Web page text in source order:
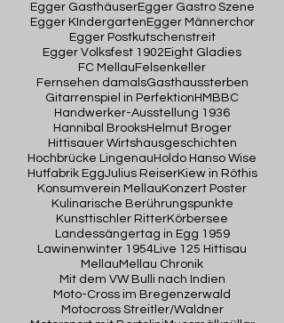
Egger GasthäuserEgger Gastro Szene
Egger KIndergarten Egger Männerchor
Egger Postkutschenstreit
Egger Volksfest 1902 Eight Gladies
FC Mellau Felsenkeller
Fernsehen damalsGasthaussterben
Gitarrenspiel in Perfektion HMBBC
Handwerker-Ausstellung 1936
Hannibal BrooksHelmut Broger
Hittisauer Wirtshausgeschichten
Hochbrücke Lingenau Holdo Hanso Wise
Hutfabrik EggJulius ReiserKiew in Röthis
Konsumverein Mellau Konzert Poster
Kulinarische Berührungspunkte
Kunsttischler RitterKörbersee
Landessängertag in Egg 1959
Lawinenwinter 1954Live 125 Hittisau
Mellau Mellau Chronik
Mit dem VW Bulli nach Indien
Moto-Cross im Bregenzerwald
Motocross Streitler/Waldner